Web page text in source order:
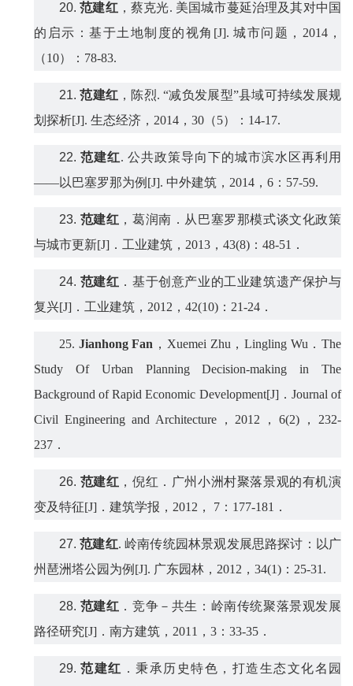
20.范建红，蔡克光. 美国城市蔓延治理及其对中国
的启示：基于土地制度的视角 [J]. 城市问题， 2014，
（10）： 78-83.
21.范建红 ，陈烈.“减负发展型”县域可持续发展规
划探析[J]. 生态经济， 2014 ， 30 （5）： 14-17.
22. 范建红. 公共政策导向下的城市滨水区再利用
——以巴塞罗那为例 [J]. 中外建筑， 2014 ， 6 ： 57-59.
23. 范建红 ，葛润南 ． 从巴塞罗那模式谈文化政策
与城市更新[J] ． 工业建筑， 2013 ， 43(8) ： 48-51 ．
24. 范建红 ．基于创意产业的工业建筑遗产保护与
复兴[J] ． 工业建筑， 2012 ， 42(10) ： 21-24 ．
25. Jianhong Fan ， Xuemei Zhu ， Lingling Wu ．The
Study Of Urban PlanningDecision-making in The
Background of Rapid Economic Development[J]． Journal of
Civil Engineering and Architecture， 2012 ，6(2) ， 232-
237 ．
26. 范建红 ，倪红 ． 广州小洲村聚落景观的有机演
变及特征[J] ． 建筑学报， 2012 ， 7 ： 177-181 ．
27.范建红. 岭南传统园林景观发展思路探讨：以广
州琶洲塔公园为例 [J]. 广东园林， 2012 ， 34(1) ： 25-31.
28. 范建红 ．竞争－共生：岭南传统聚落景观发展
路径研究[J] ． 南方建筑， 2011 ， 3 ： 33-35 ．
29.范建红 ． 秉承历史特色，打造生态文化名园